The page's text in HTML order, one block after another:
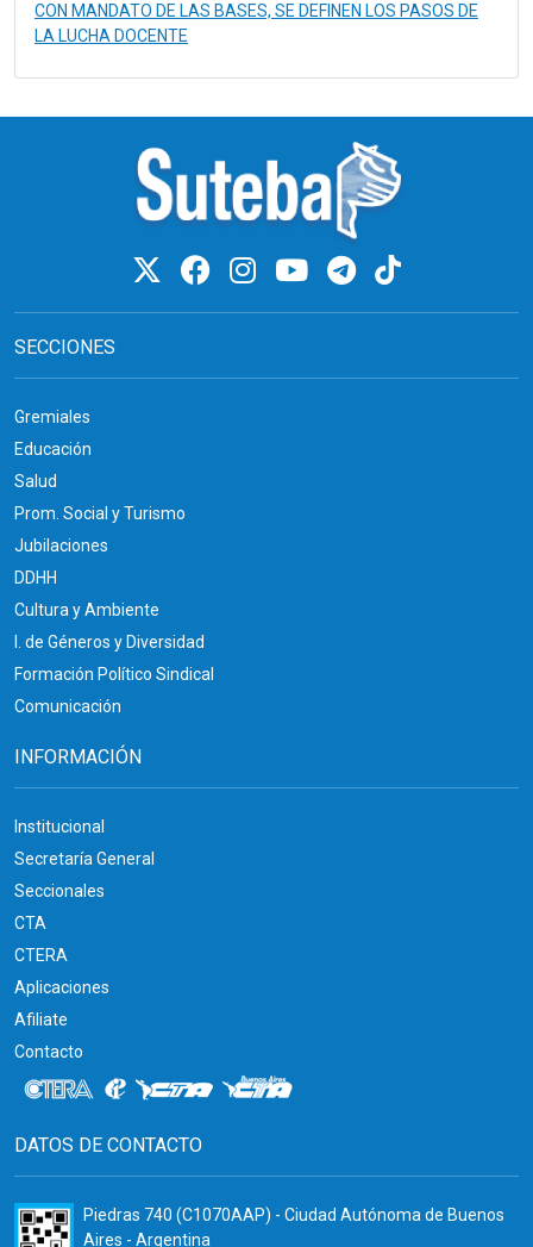
CON MANDATO DE LAS BASES, SE DEFINEN LOS PASOS DE
LA LUCHA DOCENTE
SECCIONES
Gremiales
Educación
Salud
Prom. Social y Turismo
Jubilaciones
DDHH
Cultura y Ambiente
I. de Géneros y Diversidad
Formación Político Sindical
Comunicación
INFORMACIÓN
Institucional
Secretaría General
Seccionales
CTA
CTERA
Aplicaciones
Afiliate
Contacto
DATOS DE CONTACTO
Piedras 740 (C1070AAP) - Ciudad Autónoma de Buenos
Aires - Argentina